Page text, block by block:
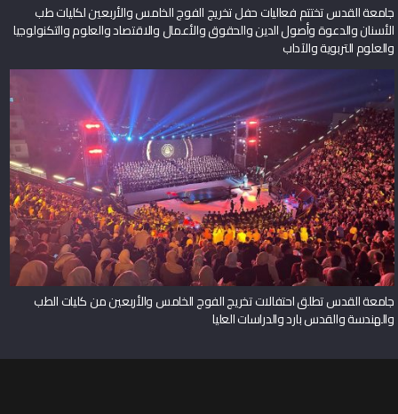
جامعة القدس تختتم فعاليات حفل تخريج الفوج الخامس والأربعين لكليات طب
الأسنان والدعوة وأصول الدين والحقوق والأعمال والاقتصاد والعلوم والتكنولوجيا
والعلوم التربوية والآداب
جامعة القدس تطلق احتفالات تخريج الفوج الخامس والأربعين من كليات الطب
والهندسة والقدس بارد والدراسات العليا